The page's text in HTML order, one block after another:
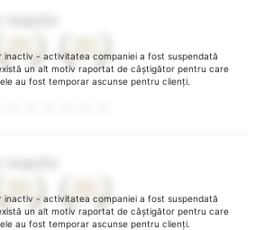
inactiv - activitatea companiei a fost suspendată
un alt motiv raportat de câștigător pentru care
au fost temporar ascunse pentru clienți.
inactiv - activitatea companiei a fost suspendată
un alt motiv raportat de câștigător pentru care
au fost temporar ascunse pentru clienți.